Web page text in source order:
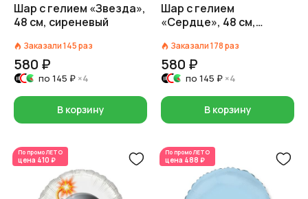
Шар с гелием «Звезда»,
48 см, сиреневый
Заказали145раз
580 ₽
по 145 ₽ ×4
В корзину
Шар с гелием
«Сердце», 48 см,
Заказали178раз
580 ₽
по 145 ₽ ×4
В корзину
По промоЛЕТО
цена 410 ₽
По промоЛЕТО
цена 488 ₽